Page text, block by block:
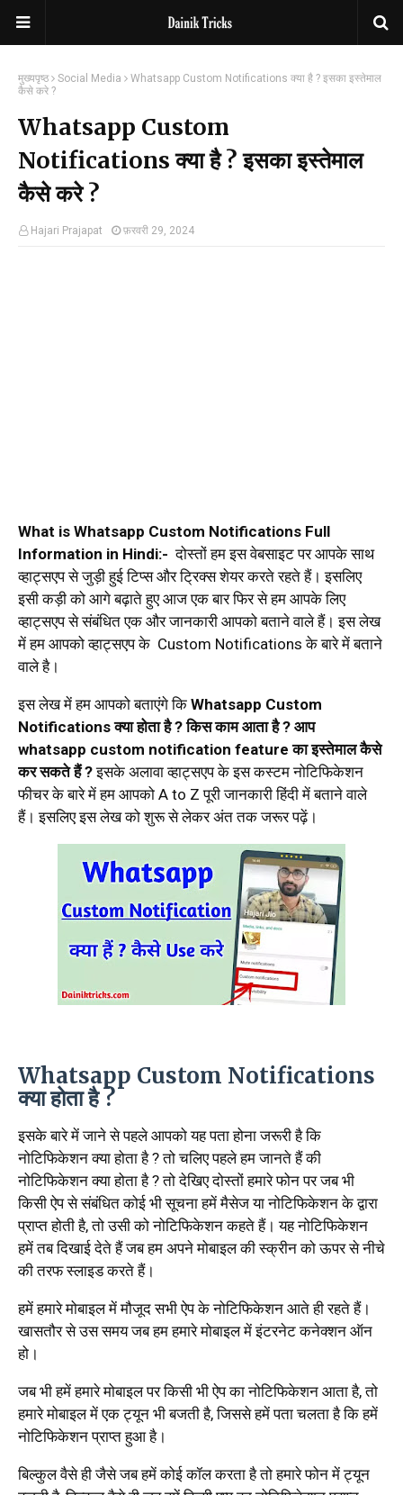
मुख्यपृष्ठ Social Media
Whatsapp Custom Notifications क्या है ? इसका इस्तेमाल
कैसे करे ?
Whatsapp Custom
Notifications क्या है ? इसका इस्तेमाल
कैसे करे ?
Hajari Prajapat फ़रवरी 29, 2024
What is Whatsapp Custom Notifications Full
Information in Hindi:-दोस्तों हम इस वेबसाइट पर आपके साथ
व्हाट्सएप से जुड़ी हुई टिप्स और ट्रिक्स शेयर करते रहते हैं। इसलिए
इसी कड़ी को आगे बढ़ाते हुए आज एक बार फिर से हम आपके लिए
व्हाट्सएप से संबंधित एक और जानकारी आपको बताने वाले हैं। इस लेख
में हम आपको व्हाट्सएप के Custom Notifications के बारे में बताने
वाले है।
इस लेख में हम आपको बताएंगे कि Whatsapp Custom
Notifications क्या होता है ? किस काम आता है ? आप
whatsapp custom notification feature का इस्तेमाल कैसे
कर सकते हैं ?इसके अलावा व्हाट्सएप के इस कस्टम नोटिफिकेशन
फीचर के बारे में हम आपको A to Z पूरी जानकारी हिंदी में बताने वाले
हैं। इसलिए इस लेख को शुरू से लेकर अंत तक जरूर पढ़ें।
Whatsapp Custom Notifications
क्या होता है ?
इसके बारे में जाने से पहले आपको यह पता होना जरूरी है कि
नोटिफिकेशन क्या होता है ? तो चलिए पहले हम जानते हैं की
नोटिफिकेशन क्या होता है ? तो देखिए दोस्तों हमारे फोन पर जब भी
किसी ऐप से संबंधित कोई भी सूचना हमें मैसेज या नोटिफिकेशन के द्वारा
प्राप्त होती है, तो उसी को नोटिफिकेशन कहते हैं। यह नोटिफिकेशन
हमें तब दिखाई देते हैं जब हम अपने मोबाइल की स्क्रीन को ऊपर से नीचे
की तरफ स्लाइड करते हैं।
हमें हमारे मोबाइल में मौजूद सभी ऐप के नोटिफिकेशन आते ही रहते हैं।
खासतौर से उस समय जब हम हमारे मोबाइल में इंटरनेट कनेक्शन ऑन
हो।
जब भी हमें हमारे मोबाइल पर किसी भी ऐप का नोटिफिकेशन आता है, तो
हमारे मोबाइल में एक ट्यून भी बजती है, जिससे हमें पता चलता है कि हमें
नोटिफिकेशन प्राप्त हुआ है।
बिल्कुल वैसे ही जैसे जब हमें कोई कॉल करता है तो हमारे फोन में ट्यून